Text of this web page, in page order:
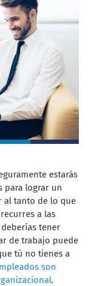
estarás
para lograr un
al tanto de lo que
a las
tener
de trabajo puede
tú no tienes a
son
.